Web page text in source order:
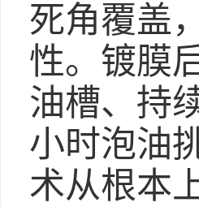
死角覆盖
性。镀膜
油槽、持
小时泡油
术从根本